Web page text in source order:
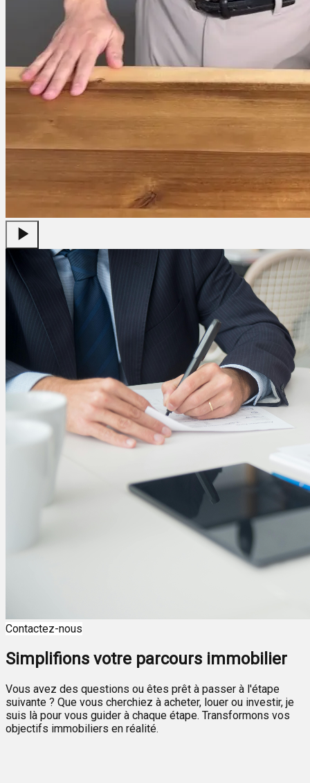
Contactez-nous
Simplifions votre parcours immobilier
Vous avez des questions ou êtes prêt à passer à l'étape
suivante ? Que vous cherchiez à acheter, louer ou investir, je
suis là pour vous guider à chaque étape. Transformons vos
objectifs immobiliers en réalité.